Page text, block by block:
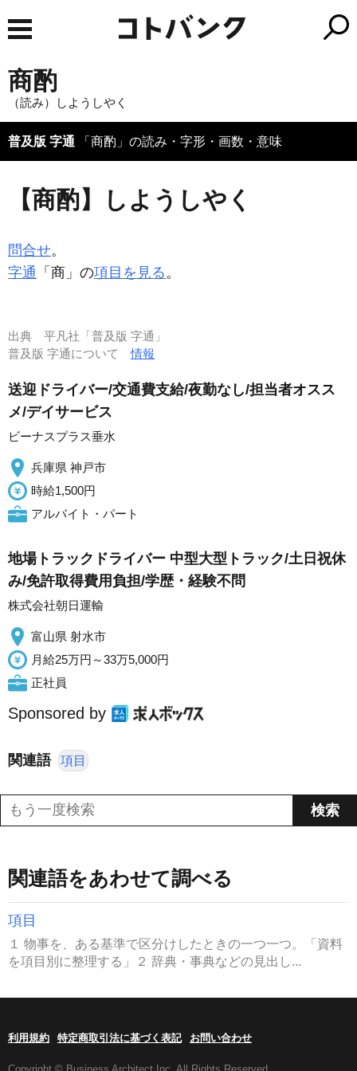
商酌
（読み）しようしやく
普及版 字通 「商酌」の読み・字形・画数・意味
【商酌】しようしやく
問合せ。
字通 「商」の項目を見る。
出典 平凡社「普及版 字通」
普及版 字通について情報
送迎ドライバー/交通費支給/夜勤なし/担当者オスス
メ/デイサービス
ビーナスプラス垂水
兵庫県 神戸市
時給1,500円
アルバイト・パート
地場トラックドライバー 中型大型トラック/土日祝休
み/免許取得費用負担/学歴・経験不問
株式会社朝日運輸
富山県 射水市
月給25万円～33万5,000円
正社員
Sponsored by
関連語 項目
関連語をあわせて調べる
項目
１ 物事を、ある基準で区分けしたときの一つ一つ。「資料
を項目別に整理する」２ 辞典・事典などの見出し...
利用規約 特定商取引法に基づく表記 お問い合わせ
Copyright © Business Architect Inc. All Rights Reserved.